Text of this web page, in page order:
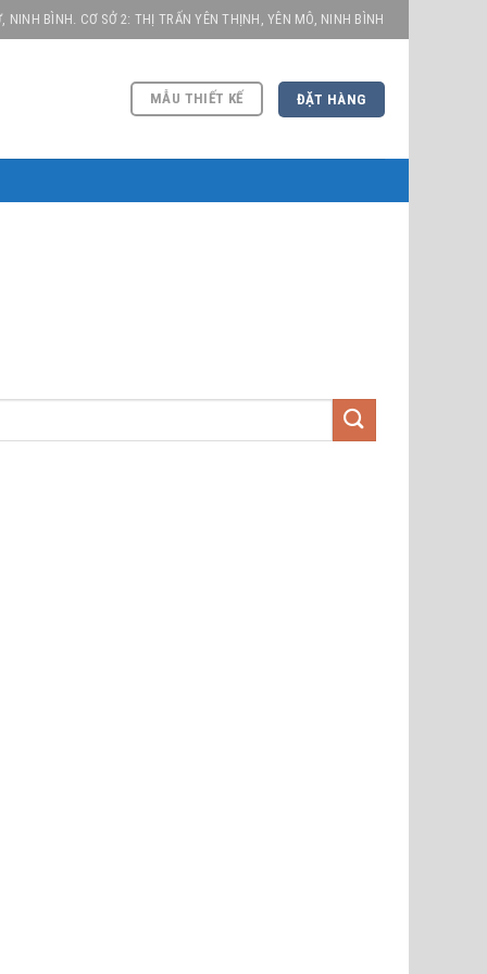
NINH BÌNH. CƠ SỞ 2: THỊ TRẤN YÊN THỊNH, YÊN MÔ, NINH BÌNH
MẪU THIẾT KẾ ĐẶT HÀNG